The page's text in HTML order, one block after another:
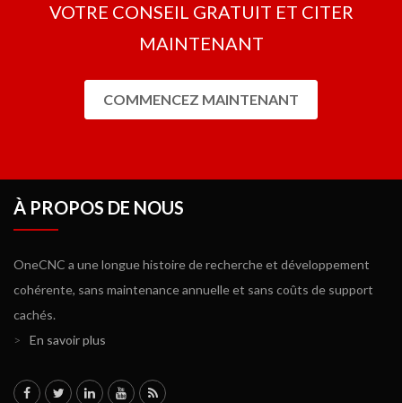
VOTRE CONSEIL GRATUIT ET CITER
MAINTENANT
COMMENCEZ MAINTENANT
À PROPOS DE NOUS
OneCNC a une longue histoire de recherche et développement
cohérente, sans maintenance annuelle et sans coûts de support
cachés.
>
En savoir plus